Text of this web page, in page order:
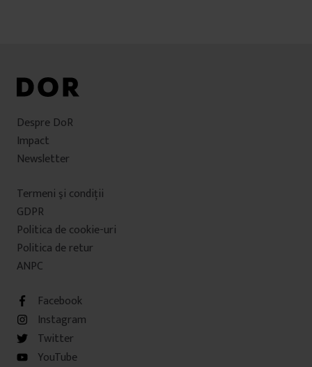
Despre DoR
Impact
Newsletter
Termeni şi condiţii
GDPR
Politica de cookie-uri
Politica de retur
ANPC
Facebook
Instagram
Twitter
YouTube